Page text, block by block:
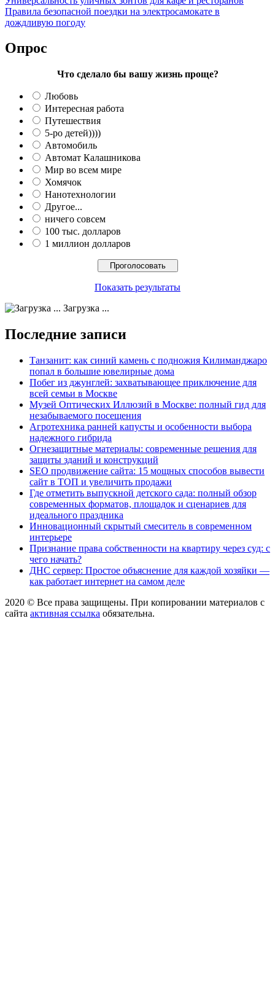
Правила безопасной поездки на электросамокате в
дождливую погоду
Опрос
Что сделало бы вашу жизнь проще?
Любовь
Интересная работа
Путешествия
5-ро детей))))
Автомобиль
Автомат Калашникова
Мир во всем мире
Хомячок
Нанотехнологии
Другое...
ничего совсем
100 тыс. долларов
1 миллион долларов
Показать результаты
Загрузка ...
Последние записи
Танзанит: как синий камень с подножия Килиманджаро
попал в большие ювелирные дома
Побег из джунглей: захватывающее приключение для
всей семьи в Москве
Музей Оптических Иллюзий в Москве: полный гид для
незабываемого посещения
Агротехника ранней капусты и особенности выбора
надежного гибрида
Огнезащитные материалы: современные решения для
защиты зданий и конструкций
SEO продвижение сайта: 15 мощных способов вывести
сайт в ТОП и увеличить продажи
Где отметить выпускной детского сада: полный обзор
современных форматов, площадок и сценариев для
идеального праздника
Инновационный скрытый смеситель в современном
интерьере
Признание права собственности на квартиру через суд: с
чего начать?
ДНС сервер: Простое объяснение для каждой хозяйки —
как работает интернет на самом деле
2020 © Все права защищены. При копировании материалов с
сайта активная ссылка обязательна.